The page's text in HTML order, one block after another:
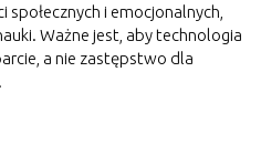
i emocjonalnych,
Ważne jest, aby technologia
a nie zastępstwo dla